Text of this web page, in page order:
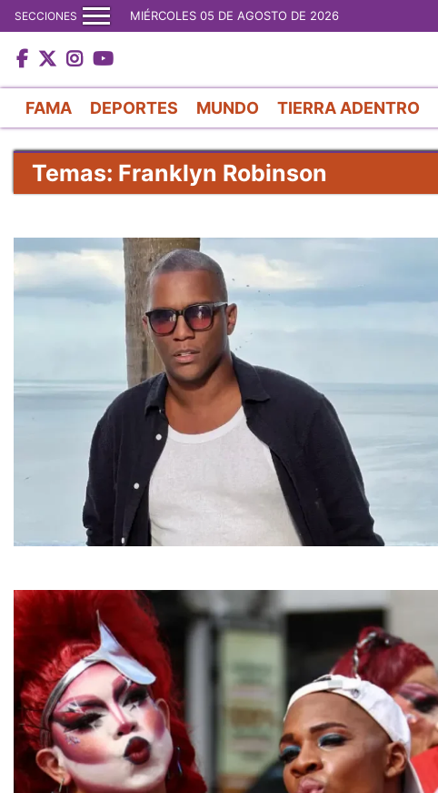
SECCIONES MIÉRCOLES 05 DE AGOSTO DE 2026
FAMA DEPORTES MUNDO TIERRA ADENTRO
Temas: Franklyn Robinson